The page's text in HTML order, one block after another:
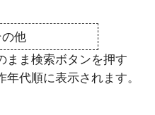
の他
まま検索ボタンを押す
代順に表示されます。